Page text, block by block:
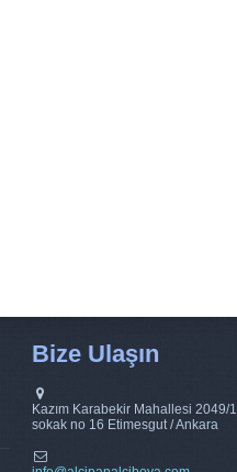
Bize Ulaşın
Kazım Karabekir Mahallesi 2049/1
sokak no 16 Etimesgut / Ankara